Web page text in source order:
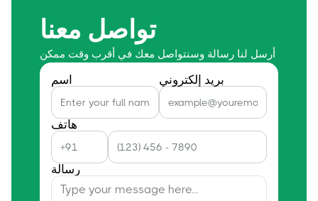
تواصل معنا
أرسل لنا رسالة وسنتواصل معك في أقرب وقت ممكن
اسم بريد إلكتروني
هاتف
رسالة